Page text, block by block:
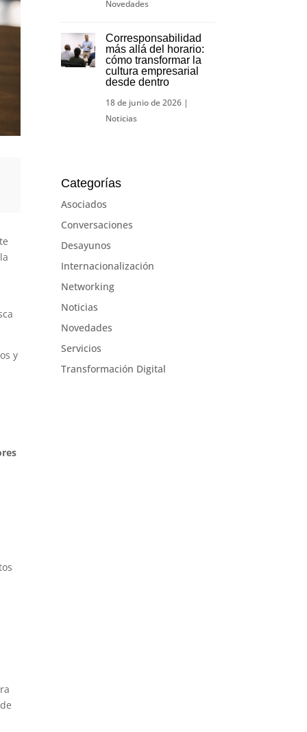
y
Novedades
Corresponsabilidad
más allá del horario:
cómo transformar la
cultura empresarial
desde dentro
18 de junio de 2026 |
Noticias
Categorías
Asociados
Conversaciones
Desayunos
Internacionalización
Networking
Noticias
Novedades
Servicios
Transformación Digital